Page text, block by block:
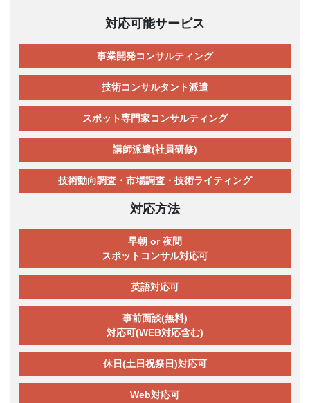
対応可能サービス
事業開発コンサルティング
技術コンサルタント派遣
スポット専門家コンサルティング
講師派遣(社員研修)
技術動向調査・市場調査・技術ライティング
対応方法
早朝 or 夜間
スポットコンサル対応可
英語対応可
事前面談(無料)
対応可(WEB対応含む)
休日(土日祝祭日)対応可
Web対応可